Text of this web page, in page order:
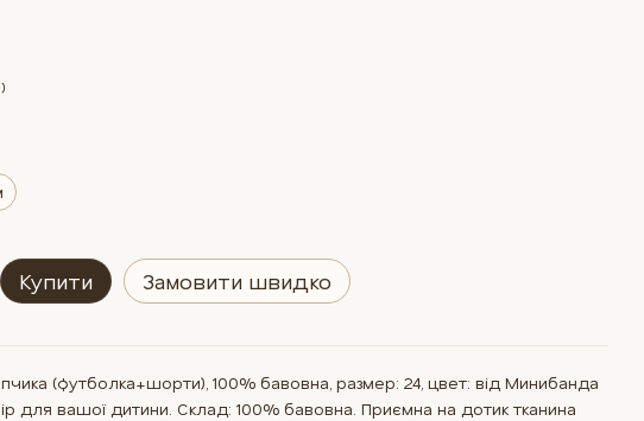
Купити Замовити швидко
(футболка+шорти), 100% бавовна, размер: 24, цвет: від Минибанда
для вашої дитини. Склад: 100% бавовна. Приємна на дотик тканина